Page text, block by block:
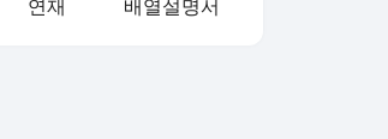
연재 배열설명서